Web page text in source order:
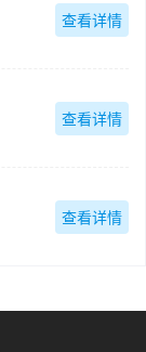
查看详情
查看详情
查看详情